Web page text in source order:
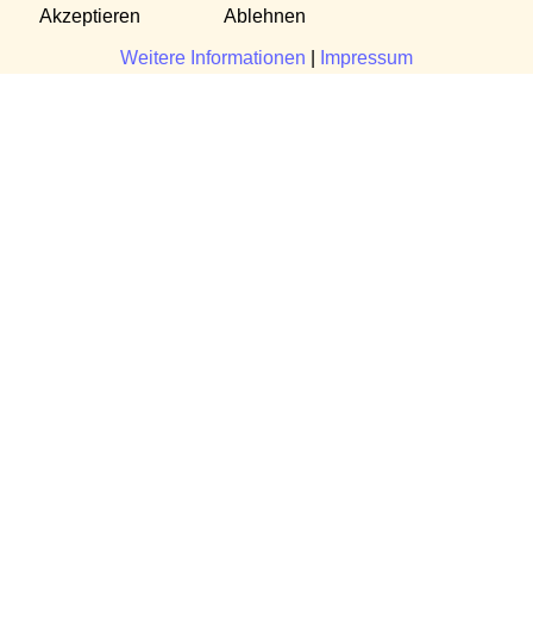
Akzeptieren Ablehnen
Weitere Informationen Impressum